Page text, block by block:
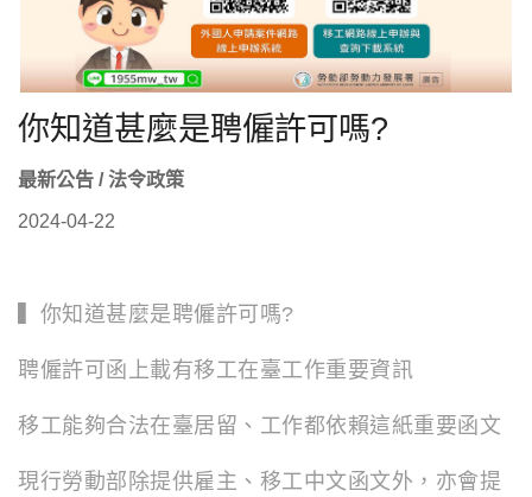
你知道甚麼是聘僱許可嗎?
最新公告 / 法令政策
2024-04-22
▍你知道甚麼是聘僱許可嗎?
聘僱許可函上載有移工在臺工作重要資訊
移工能夠合法在臺居留、工作都依賴這紙重要函文
現行勞動部除提供雇主、移工中文函文外，亦會提